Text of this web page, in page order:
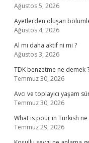
Ağustos 5, 2026
Ayetlerden oluşan
Ağustos 4, 2026
Al mı daha aktif ni mi ?
Ağustos 3, 2026
TDK benzetme ne demek ?
Temmuz 30, 2026
Avcı ve toplayıcı yaşam
Temmuz 30, 2026
What is pour in Turkish ne
Temmuz 29, 2026